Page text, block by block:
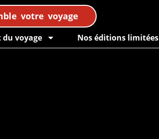
votre voyage
du voyage Nos éditions limitées